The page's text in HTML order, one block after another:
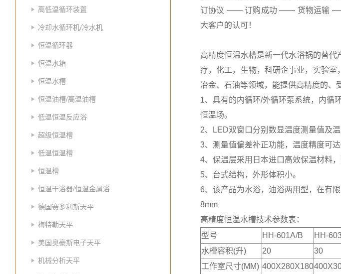
高低温循环装置
冷却水循环机/冷水机
恒温循环器
恒温水箱
恒温水槽
恒温油槽/高温油槽
低温恒温反应浴
超级恒温槽
低温恒温槽
恒温槽
恒温干浴器/恒温金属浴
德国赛多利斯天平
梅特勒天平
美国奥豪斯电子天平
机械分析天平
订协议 —— 订购成功 —— 货物运输 ——
大客户的认可！
高精度恒温水槽是新一代水浴锅的替
疗，化工，生物，科研企事业，实验室
冶金、石油等领域，能提供高精度的、
1、具有的内循环/外循环泵系统，内循
恒温场。
2、LED双窗口分别数显温度测量值及
3、测量值偏差补正功能，温度精度可
4、保温层采用日本进口高效保温材料
5、台式结构，外形体积小。
6、该产品为水浴，油浴两用型，在有
8mm
高精度恒温水槽技术参数表：
型号
HH-601A/B HH-
水槽容积(升)
20 30
工作室尺寸(MM) 400X280X180